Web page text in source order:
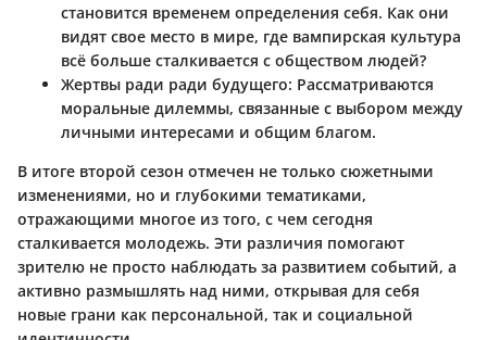
становится временем определения себя. Как они
видят свое место в мире, где вампирская культура
всё больше сталкивается с обществом людей?
Жертвы ради ради будущего: Рассматриваются
моральные дилеммы, связанные с выбором между
личными интересами и общим благом.
В итоге второй сезон отмечен не только сюжетными
изменениями, но и глубокими тематиками,
отражающими многое из того, с чем сегодня
сталкивается молодежь. Эти различия помогают
зрителю не просто наблюдать за развитием событий, а
активно размышлять над ними, открывая для себя
новые грани как персональной, так и социальной